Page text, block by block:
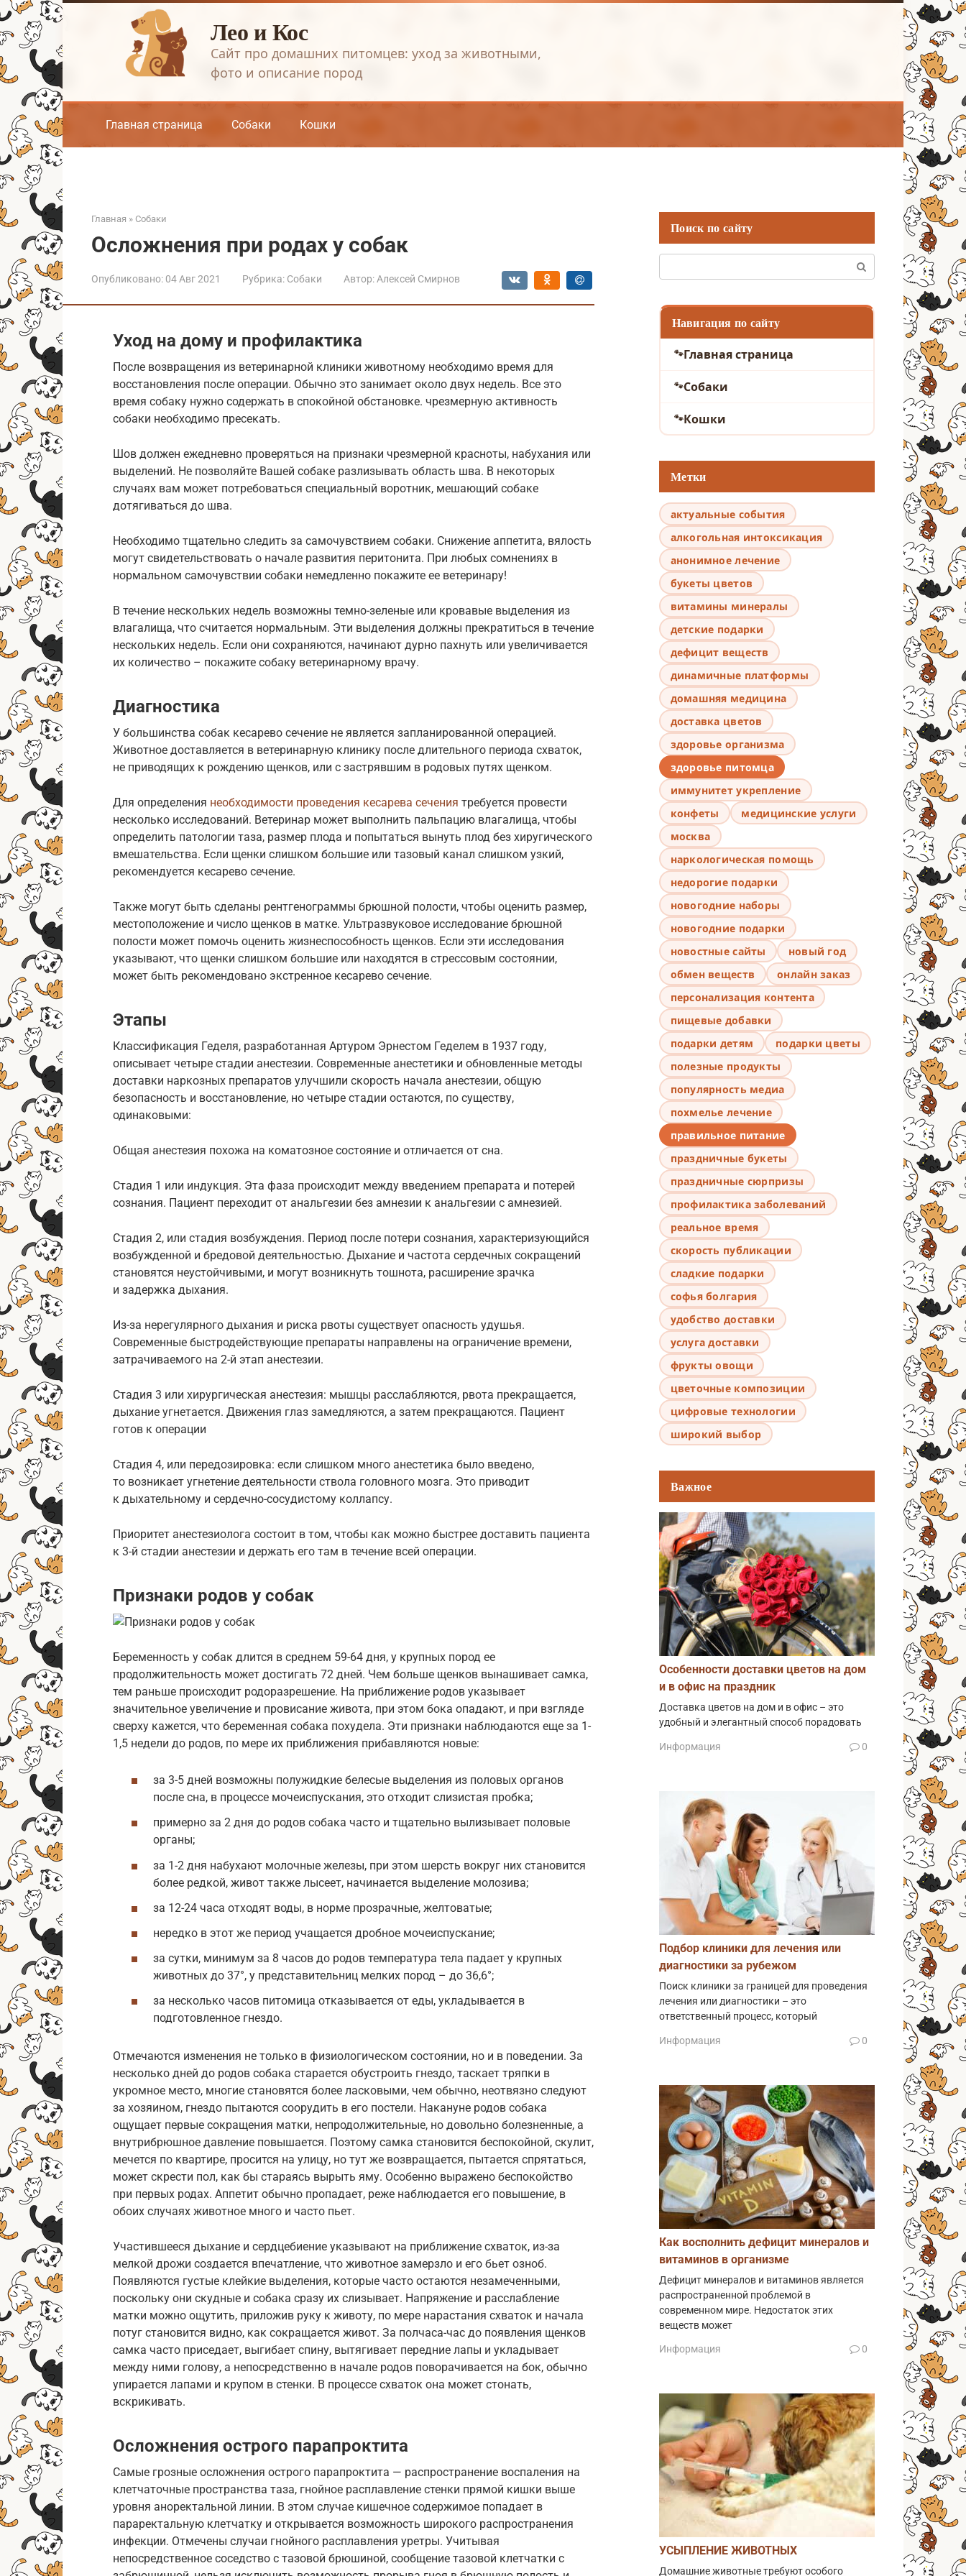
Перейти
к
контенту
Лео и Кос
Сайт про домашних питомцев: уход за животными,
фото и описание пород
Главная страница Собаки Кошки
Главная » Собаки
Осложнения при родах у собак
Опубликовано: 04 Авг 2021 Рубрика: Собаки Автор: Алексей Смирнов
Уход на дому и профилактика
После возвращения из ветеринарной клиники животному необходимо время для
восстановления после операции. Обычно это занимает около двух недель. Все это
время собаку нужно содержать в спокойной обстановке. чрезмерную активность
собаки необходимо пресекать.
Шов должен ежедневно проверяться на признаки чрезмерной красноты, набухания или
выделений. Не позволяйте Вашей собаке разлизывать область шва. В некоторых
случаях вам может потребоваться специальный воротник, мешающий собаке
дотягиваться до шва.
Необходимо тщательно следить за самочувствием собаки. Снижение аппетита, вялость
могут свидетельствовать о начале развития перитонита. При любых сомнениях в
нормальном самочувствии собаки немедленно покажите ее ветеринару!
В течение нескольких недель возможны темно-зеленые или кровавые выделения из
влагалища, что считается нормальным. Эти выделения должны прекратиться в течение
нескольких недель. Если они сохраняются, начинают дурно пахнуть или увеличивается
их количество – покажите собаку ветеринарному врачу.
Диагностика
У большинства собак кесарево сечение не является запланированной операцией.
Животное доставляется в ветеринарную клинику после длительного периода схваток,
не приводящих к рождению щенков, или с застрявшим в родовых путях щенком.
Для определения необходимости проведения кесарева сечения требуется провести
несколько исследований. Ветеринар может выполнить пальпацию влагалища, чтобы
определить патологии таза, размер плода и попытаться вынуть плод без хиругического
вмешательства. Если щенки слишком большие или тазовый канал слишком узкий,
рекомендуется кесарево сечение.
Также могут быть сделаны рентгенограммы брюшной полости, чтобы оценить размер,
местоположение и число щенков в матке. Ультразвуковое исследование брюшной
полости может помочь оценить жизнеспособность щенков. Если эти исследования
указывают, что щенки слишком большие или находятся в стрессовым состоянии,
может быть рекомендовано экстренное кесарево сечение.
Этапы
Классификация Геделя, разработанная Артуром Эрнестом Геделем в 1937 году,
описывает четыре стадии анестезии. Современные анестетики и обновленные методы
доставки наркозных препаратов улучшили скорость начала анестезии, общую
безопасность и восстановление, но четыре стадии остаются, по существу,
одинаковыми:
Общая анестезия похожа на коматозное состояние и отличается от сна.
Стадия 1 или индукция. Эта фаза происходит между введением препарата и потерей
сознания. Пациент переходит от анальгезии без амнезии к анальгезии с амнезией.
Стадия 2, или стадия возбуждения. Период после потери сознания, характеризующийся
возбужденной и бредовой деятельностью. Дыхание и частота сердечных сокращений
становятся неустойчивыми, и могут возникнуть тошнота, расширение зрачка
и задержка дыхания.
Из-за нерегулярного дыхания и риска рвоты существует опасность удушья.
Современные быстродействующие препараты направлены на ограничение времени,
затрачиваемого на 2-й этап анестезии.
Стадия 3 или хирургическая анестезия: мышцы расслабляются, рвота прекращается,
дыхание угнетается. Движения глаз замедляются, а затем прекращаются. Пациент
готов к операции
Стадия 4, или передозировка: если слишком много анестетика было введено,
то возникает угнетение деятельности ствола головного мозга. Это приводит
к дыхательному и сердечно-сосудистому коллапсу.
Приоритет анестезиолога состоит в том, чтобы как можно быстрее доставить пациента
к 3-й стадии анестезии и держать его там в течение всей операции.
Признаки родов у собак
Беременность у собак длится в среднем 59-64 дня, у крупных пород ее
продолжительность может достигать 72 дней. Чем больше щенков вынашивает самка,
тем раньше происходит родоразрешение. На приближение родов указывает
значительное увеличение и провисание живота, при этом бока опадают, и при взгляде
сверху кажется, что беременная собака похудела. Эти признаки наблюдаются еще за 1-
1,5 недели до родов, по мере их приближения прибавляются новые:
за 3-5 дней возможны полужидкие белесые выделения из половых органов
после сна, в процессе мочеиспускания, это отходит слизистая пробка;
примерно за 2 дня до родов собака часто и тщательно вылизывает половые
органы;
за 1-2 дня набухают молочные железы, при этом шерсть вокруг них становится
более редкой, живот также лысеет, начинается выделение молозива;
за 12-24 часа отходят воды, в норме прозрачные, желтоватые;
нередко в этот же период учащается дробное мочеиспускание;
за сутки, минимум за 8 часов до родов температура тела падает у крупных
животных до 37°, у представительниц мелких пород – до 36,6°;
за несколько часов питомица отказывается от еды, укладывается в
подготовленное гнездо.
Отмечаются изменения не только в физиологическом состоянии, но и в поведении. За
несколько дней до родов собака старается обустроить гнездо, таскает тряпки в
укромное место, многие становятся более ласковыми, чем обычно, неотвязно следуют
за хозяином, гнездо пытаются соорудить в его постели. Накануне родов собака
ощущает первые сокращения матки, непродолжительные, но довольно болезненные, а
внутрибрюшное давление повышается. Поэтому самка становится беспокойной, скулит,
мечется по квартире, просится на улицу, но тут же возвращается, пытается спрятаться,
может скрести пол, как бы стараясь вырыть яму. Особенно выражено беспокойство
при первых родах. Аппетит обычно пропадает, реже наблюдается его повышение, в
обоих случаях животное много и часто пьет.
Участившееся дыхание и сердцебиение указывают на приближение схваток, из-за
мелкой дрожи создается впечатление, что животное замерзло и его бьет озноб.
Появляются густые клейкие выделения, которые часто остаются незамеченными,
поскольку они скудные и собака сразу их слизывает. Напряжение и расслабление
матки можно ощутить, приложив руку к животу, по мере нарастания схваток и начала
потуг становится видно, как сокращается живот. За полчаса-час до появления щенков
самка часто приседает, выгибает спину, вытягивает передние лапы и укладывает
между ними голову, а непосредственно в начале родов поворачивается на бок, обычно
упирается лапами и крупом в стенки. В процессе схваток она может стонать,
вскрикивать.
Осложнения острого парапроктита
Самые грозные осложнения острого парапроктита — распространение воспаления на
клетчаточные пространства таза, гнойное расплавление стенки прямой кишки выше
уровня аноректальной линии. В этом случае кишечное содержимое попадает в
параректальную клетчатку и открывается возможность широкого распространения
инфекции. Отмечены случаи гнойного расплавления уретры. Учитывая
непосредственное соседство с тазовой брюшиной, сообщение тазовой клетчатки с
Поиск по сайту
Навигация по сайту
Главная страница
Собаки
Кошки
Метки
актуальные события
алкогольная интоксикация
анонимное лечение
букеты цветов
витамины минералы
детские подарки
дефицит веществ
динамичные платформы
домашняя медицина
доставка цветов
здоровье организма
здоровье питомца
иммунитет укрепление
конфеты
медицинские услуги
москва
наркологическая помощь
недорогие подарки
новогодние наборы
новогодние подарки
новостные сайты
новый год
обмен веществ
онлайн заказ
персонализация контента
пищевые добавки
подарки детям
подарки цветы
полезные продукты
популярность медиа
похмелье лечение
правильное питание
праздничные букеты
праздничные сюрпризы
профилактика заболеваний
реальное время
скорость публикации
сладкие подарки
софья болгария
удобство доставки
услуга доставки
фрукты овощи
цветочные композиции
цифровые технологии
широкий выбор
Важное
Особенности доставки цветов на дом
и в офис на праздник
Доставка цветов на дом и в офис – это
удобный и элегантный способ порадовать
Информация 0
Подбор клиники для лечения или
диагностики за рубежом
Поиск клиники за границей для проведения
лечения или диагностики – это
ответственный процесс, который
Информация 0
Как восполнить дефицит минералов и
витаминов в организме
Дефицит минералов и витаминов является
распространенной проблемой в
современном мире. Недостаток этих
веществ может
Информация 0
УСЫПЛЕНИЕ ЖИВОТНЫХ
Домашние животные требуют особого